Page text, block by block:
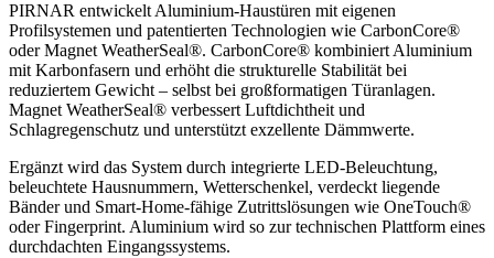
PIRNAR entwickelt Aluminium-Haustüren mit eigenen
Profilsystemen und patentierten Technologien wie CarbonCore®
oder Magnet WeatherSeal®. CarbonCore® kombiniert Aluminium
mit Karbonfasern und erhöht die strukturelle Stabilität bei
reduziertem Gewicht – selbst bei großformatigen Türanlagen.
Magnet WeatherSeal® verbessert Luftdichtheit und
Schlagregenschutz und unterstützt exzellente Dämmwerte.
Ergänzt wird das System durch integrierte LED-Beleuchtung,
beleuchtete Hausnummern, Wetterschenkel, verdeckt liegende
Bänder und Smart-Home-fähige Zutrittslösungen wie OneTouch®
oder Fingerprint. Aluminium wird so zur technischen Plattform eines
durchdachten Eingangssystems.